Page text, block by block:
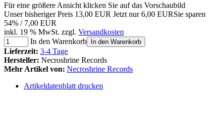
Für eine größere Ansicht klicken Sie auf das Vorschaubild
Unser bisheriger Preis 13,00 EUR Jetzt nur6,00 EURSie sparen
54% / 7,00 EUR
inkl. 19 % MwSt. zzgl. Versandkosten
In den Warenkorb
In den Warenkorb
Lieferzeit: 3-4 Tage
Hersteller: Necroshrine Records
Mehr Artikel von: Necroshrine Records
Artikeldatenblatt drucken